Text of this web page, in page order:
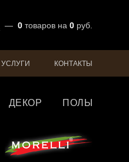
— 0 товаров на 0 руб.
УСЛУГИ КОНТАКТЫ
ДЕКОР ПОЛЫ